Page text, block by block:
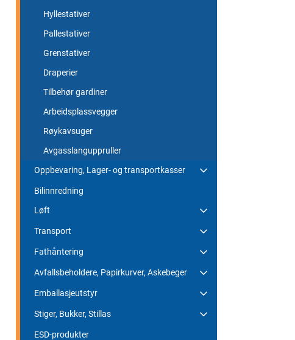
Hyllestativer
Pallestativer
Grenstativer
Draperier
Tilbehør gardiner
Arbeidsplassvegger
Røykavsuger
Avgasslanguppruller
Oppbevaring, Lager- og transportkasser
Bilinnredning
Løft
Transport
Fathåntering
Avfallsbeholdere, Papirkurver, Askebeger
Emballasjeutstyr
Stiger, Bukker, Stillas
ESD-produkter